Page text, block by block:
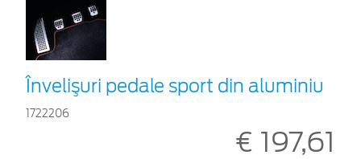
Învelişuri pedale sport din aluminiu
1722206
€ 197,61